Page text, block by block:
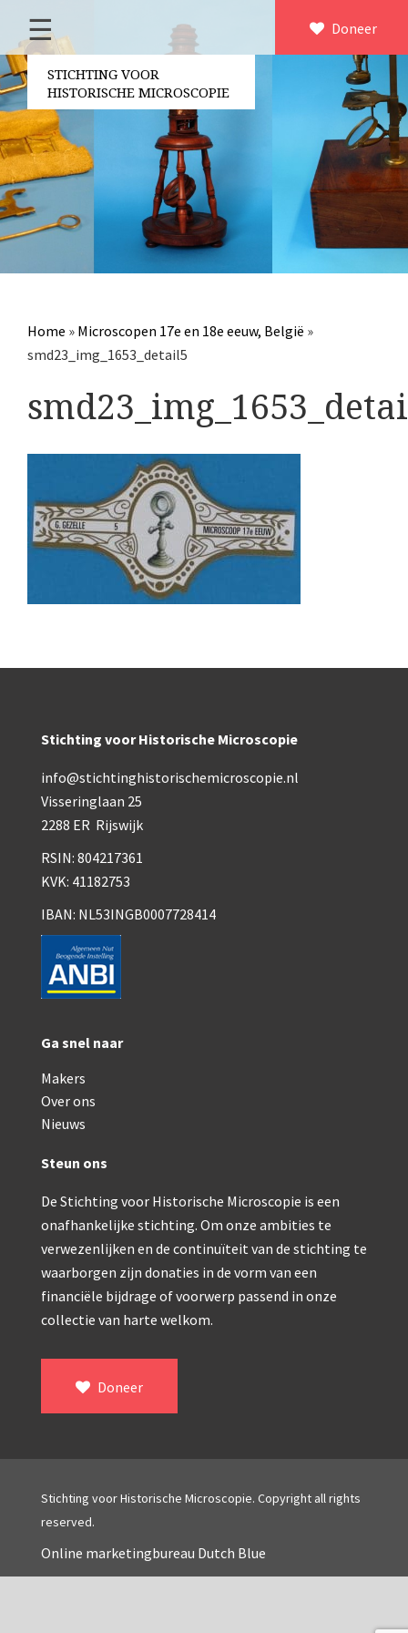
×
Home
Over ons
Contact
Bestuur
Vrijwilligers
Partners
Jaarverslagen
Microscopen
Overige optische instrumenten
Elektrische meetapparatuur
Boeken
Divers
Makers
Images
Culpeper (ca. 1735)
Cuff (ca. 1745)
Chevalier, trommelmicroscoop (1831-1841)
Nachet, ‘grand modèle’ (1856-1862)
Smith, Beck & Beck, ‘Lister limb’ (1857)
Beck & Beck, ‘popular microscope’ (ca.
Ongesigneerd, Engels (1860-1880)
Beck & Beck, ‘popular microscope’ (1867)
Bianchi, trommelmicroscoop (1869-1873)
Hartnack / Prazmowski (1870-1880)
Baker, prepareermicroscoop (1870-1890)
Double pillar, Frans (1870-1900)
Zeiss, statief IX (ca. 1890)
Seibert, ‘Stativ 3’ (1895-1900)
Winkel, statief BTC (1955-1957)
Meopta, ‘veld’microscoop (1965-1980)
Doneer
☰
STICHTING VOOR
HISTORISCHE MICROSCOPIE
Home » Microscopen 17e en 18e eeuw, België »
smd23_img_1653_detail5
Stichting voor Historische Microscopie
info@stichtinghistorischemicroscopie.nl
Visseringlaan 25
2288 ER Rijswijk
RSIN: 804217361
KVK: 41182753
IBAN: NL53INGB0007728414
Ga snel naar
Makers
Over ons
Nieuws
Steun ons
De Stichting voor Historische Microscopie is een
onafhankelijke stichting. Om onze ambities te
verwezenlijken en de continuïteit van de stichting te
waarborgen zijn donaties in de vorm van een
financiële bijdrage of voorwerp passend in onze
collectie van harte welkom.
Doneer
Stichting voor Historische Microscopie. Copyright all rights
reserved.
Online marketingbureau Dutch Blue